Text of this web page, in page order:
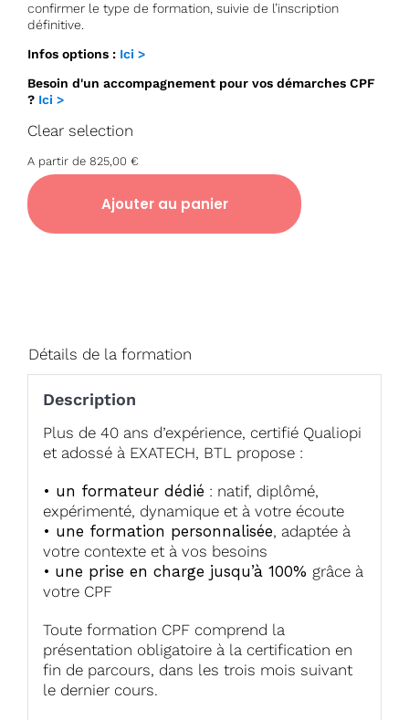
confirmer le type de formation, suivie de l’inscription
définitive.
Infos options : Ici >
Besoin d'un accompagnement pour vos démarches CPF
? Ici >
Clear selection
A partir de 825,00 €
Ajouter au panier
Détails de la formation
Description
Plus de 40 ans d’expérience, certifié Qualiopi
et adossé à EXATECH, BTL propose :
• un formateur dédié : natif, diplômé,
expérimenté, dynamique et à votre écoute
• une formation personnalisée, adaptée à
votre contexte et à vos besoins
• une prise en charge jusqu’à 100% grâce à
votre CPF
Toute formation CPF comprend la
présentation obligatoire à la certification en
fin de parcours, dans les trois mois suivant
le dernier cours.